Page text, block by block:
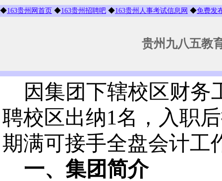
◆163贵州网首页 ◆163贵州招聘吧 ◆163贵州人事考试信息网 ◆免费发
贵州九八五教
因集团下辖校区财务
聘校区出纳1名，入职
期满可接手全盘会计工
一、集团简介